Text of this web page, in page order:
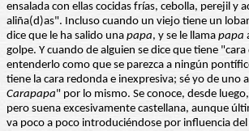
ensalada con ellas cocidas frías, cebolla, perejil y
aliña(d)as". Incluso cuando un viejo tiene un
dice que le ha salido una papa, y se le llama papa
golpe. Y cuando de alguien se dice que tiene "cara
entenderlo como que se parezca a ningún
tiene la cara redonda e inexpresiva; sé yo de uno
Carapapa" por lo mismo. Se conoce, desde
pero suena excesivamente castellana, aunque
va poco a poco introduciéndose por influencia